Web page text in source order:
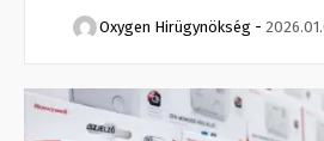
Oxygen Hirügynökség -